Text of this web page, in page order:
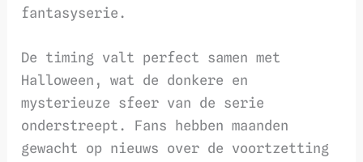
fantasyserie.
De timing valt perfect samen met
Halloween, wat de donkere en
mysterieuze sfeer van de serie
onderstreept. Fans hebben maanden
gewacht op nieuws over de voortzetting